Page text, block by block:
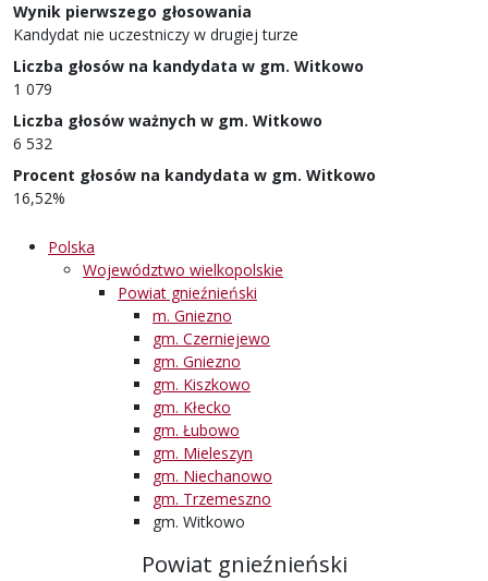
Wynik pierwszego głosowania
Kandydat nie uczestniczy w drugiej turze
Liczba głosów na kandydata w gm. Witkowo
1 079
Liczba głosów ważnych w gm. Witkowo
6 532
Procent głosów na kandydata w gm. Witkowo
16,52%
Polska
Województwo wielkopolskie
Powiat gnieźnieński
m. Gniezno
gm. Czerniejewo
gm. Gniezno
gm. Kiszkowo
gm. Kłecko
gm. Łubowo
gm. Mieleszyn
gm. Niechanowo
gm. Trzemeszno
gm. Witkowo
Powiat gnieźnieński